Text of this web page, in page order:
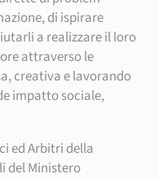
di ispirare
a realizzare il loro
attraverso le
creativa e lavorando
impatto sociale,
ed Arbitri della
del Ministero